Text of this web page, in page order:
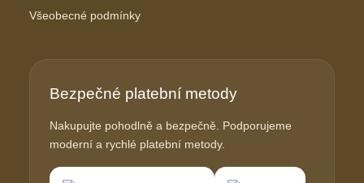
Všeobecné podmínky
Bezpečné platební metody
Nakupujte pohodlně a bezpečně. Podporujeme
moderní a rychlé platební metody.